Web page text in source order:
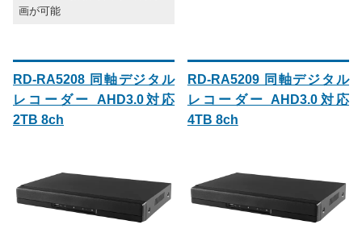
画が可能
RD-RA5208 同軸デジタル
レコーダー AHD3.0対応
2TB 8ch
RD-RA5209 同軸デジタル
レコーダー AHD3.0対応
4TB 8ch